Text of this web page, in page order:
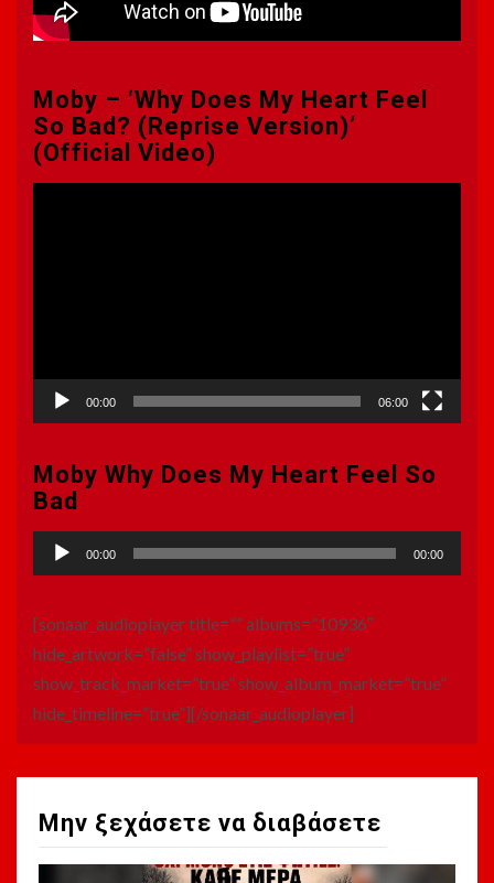
Moby – ‘Why Does My Heart Feel
So Bad? (Reprise Version)’
(Official Video)
00:00 06:00
Moby Why Does My Heart Feel So
Bad
Πρόγραμμα
Αναπαραγωγής
00:00 00:00
[sonaar_audioplayer title=”” albums=”10936″
hide_artwork=”false” show_playlist=”true”
show_track_market=”true” show_album_market=”true”
hide_timeline=”true”][/sonaar_audioplayer]
Μην ξεχάσετε να διαβάσετε